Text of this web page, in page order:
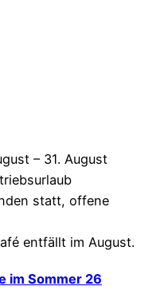
– 31. August
statt, offene
entfällt im August.
im Sommer 26